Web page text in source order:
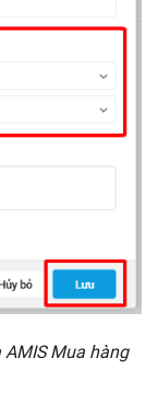
Mua hàng